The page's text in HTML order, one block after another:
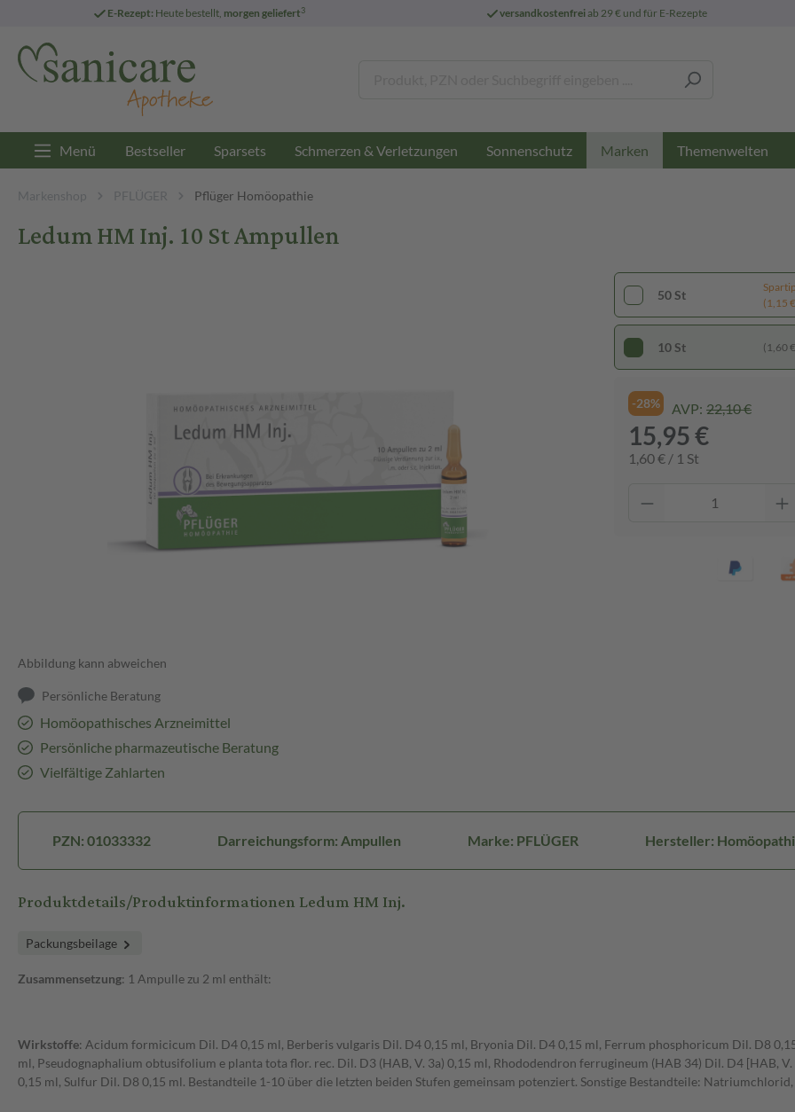
E-Rezept: Heute bestellt, morgen geliefert3 versandkostenfreiab 29 € und für E-Rezepte
Menü Bestseller Sparsets Schmerzen & Verletzungen Sonnenschutz Marken Themenwelten
Markenshop PFLÜGER Pflüger Homöopathie
Ledum HM Inj. 10 St Ampullen
Abbildung kann abweichen
Persönliche Beratung
Homöopathisches Arzneimittel
Persönliche pharmazeutische Beratung
Vielfältige Zahlarten
50 St
(1,15
10 St (1,60
-28% AVP: 22,10 €
15,95 €
1,60 € / 1 St
PZN: 01033332 Darreichungsform: Ampullen Marke: PFLÜGER Hersteller:
Produktdetails/Produktinformationen Ledum HM Inj.
Packungsbeilage
Zusammensetzung: 1 Ampulle zu 2 ml enthält:
Wirkstoffe: Acidum formicicum Dil. D4 0,15 ml, Berberis vulgaris Dil. D4 0,15 ml, Bryonia Dil. D4 0,15 ml, Ferrum phosphoricum Dil. D8
ml, Pseudognaphalium obtusifolium e planta tota flor. rec. Dil. D3 (HAB, V. 3a) 0,15 ml, Rhododendron ferrugineum (HAB 34) Dil. D4 [HAB,
0,15 ml, Sulfur Dil. D8 0,15 ml. Bestandteile 1-10 über die letzten beiden Stufen gemeinsam potenziert. Sonstige Bestandteile: